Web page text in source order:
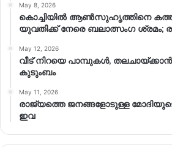
May 8, 2026
കൊച്ചിയിൽ ആൺസുഹൃത്തിനെ
യുവതിക്ക് നേരെ ബലാത്സംഗ​ ശ്രമം;
May 12, 2026
വീട് നിറയെ പാമ്പുകൾ,
കുടുംബം
May 11, 2026
രാജ്യത്തെ ജനങ്ങളോടുള്ള
ഇവ